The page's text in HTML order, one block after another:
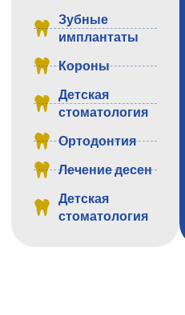
Зубные
имплантаты
Короны
Детская
стоматология
Ортодонтия
Лечение десен
Детская
стоматология